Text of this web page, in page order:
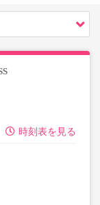
時刻表を見る